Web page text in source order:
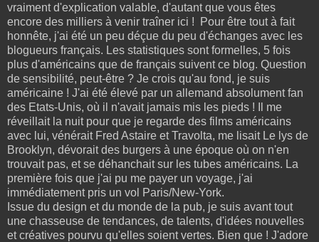
vraiment d'explication valable, d'autant que vous êtes
encore des milliers à venir traîner ici ! Pour être tout à fait
honnête, j'ai été un peu déçue du peu d'échanges avec les
blogueurs français. Les statistiques sont formelles, 5 fois
plus d'américains que de français suivent ce blog. Question
de sensibilité, peut-être ? Je crois qu'au fond, je suis
américaine ! J'ai été élevé par un allemand absolument fan
des Etats-Unis, où il n'avait jamais mis les pieds ! Il me
réveillait la nuit pour que je regarde des films américains
avec lui, vénérait Fred Astaire et Travolta, me lisait Le lys de
Brooklyn, dévorait des burgers à une époque où on n'en
trouvait pas, et se déhanchait sur les tubes américains. La
première fois que j'ai pu me payer un voyage, j'ai
immédiatement pris un vol Paris/New-York.
Issue du design et du monde de la pub, je suis avant tout
une chasseuse de tendances, de talents, d'idées nouvelles
et créatives pourvu qu'elles soient vertes. Bien que ! J'adore